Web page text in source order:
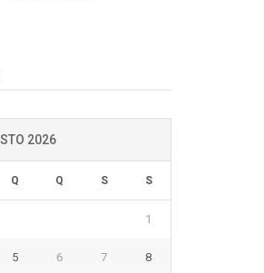
2026
Q Q S S
1
5 6 7 8